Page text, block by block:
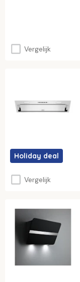
Vergelijk
Holiday deal
Vergelijk